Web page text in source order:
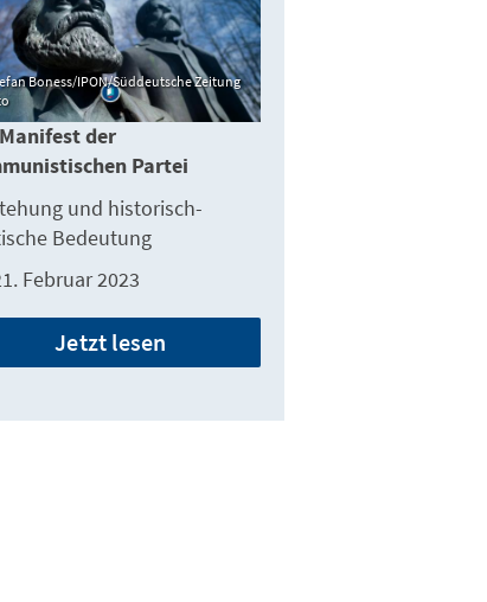
Boness/IPON/Süddeutsche Zeitung
der
Partei
und historisch-
Bedeutung
Februar 2023
Jetzt lesen